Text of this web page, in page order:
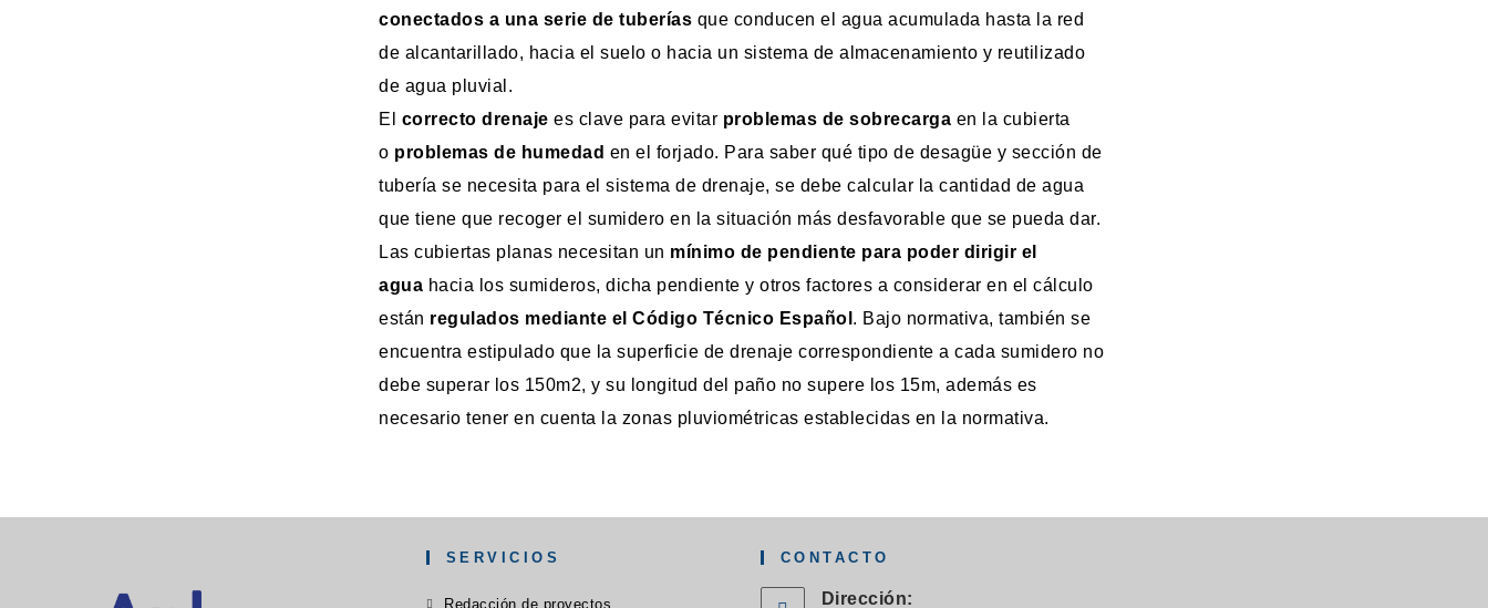
conectados a una serie de tuberías que conducen el agua acumulada hasta la red
de alcantarillado, hacia el suelo o hacia un sistema de almacenamiento y reutilizado
de agua pluvial.
El correcto drenaje es clave para evitar problemas de sobrecarga en la cubierta
o problemas de humedad en el forjado. Para saber qué tipo de desagüe y sección de
tubería se necesita para el sistema de drenaje, se debe calcular la cantidad de agua
que tiene que recoger el sumidero en la situación más desfavorable que se pueda dar.
Las cubiertas planas necesitan un mínimo de pendiente para poder dirigir el
agua hacia los sumideros, dicha pendiente y otros factores a considerar en el cálculo
están regulados mediante el Código Técnico Español . Bajo normativa, también se
encuentra estipulado que la superficie de drenaje correspondiente a cada sumidero no
debe superar los 150m2, y su longitud del paño no supere los 15m, además es
necesario tener en cuenta la zonas pluviométricas establecidas en la normativa.
SERVICIOS
Redacción de proyectos
CONTACTO
Dirección: